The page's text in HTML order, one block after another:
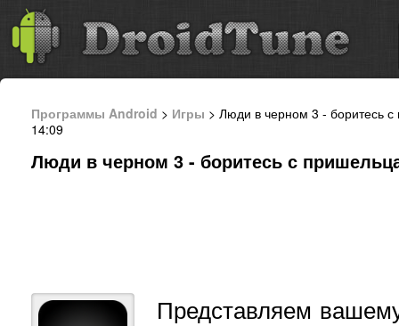
Программы Android > Игры > Люди в черном 3 - боритесь
14:09
Люди в черном 3 - боритесь с
Представляем